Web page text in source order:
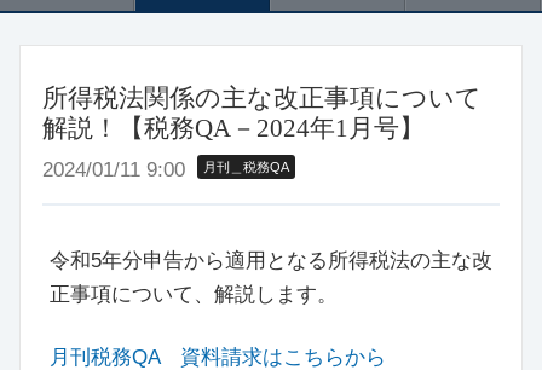
所得税法関係の主な改正事項について
解説！【税務QA－2024年1月号】
2024/01/11 9:00 月刊＿税務QA
令和5年分申告から適用となる所得税法の主な改
正事項について、解説します。
月刊税務QA 資料請求はこちらから